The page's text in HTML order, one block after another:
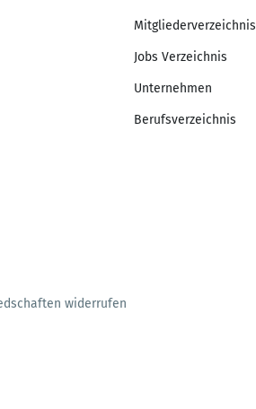
Mitgliederverzeichnis
Jobs Verzeichnis
Unternehmen
Berufsverzeichnis
widerrufen